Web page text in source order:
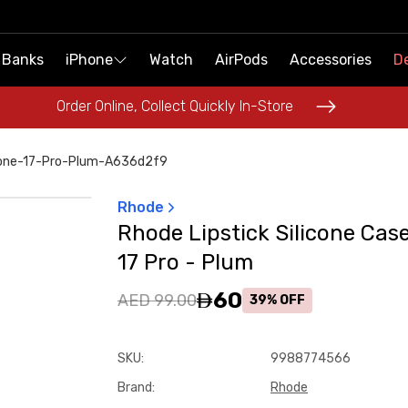
iPhone Watch AirPods Accessories
Order Online, Collect Quickly In-Store
iPhone Watch AirPods Accessories
Order Online, Collect Quickly In-Store
17-Pro-Plum-A636d2f9
Rhode
Rhode Lipstick Silicone
17 Pro - Plum
AED 99.00 60 39% OFF
SKU:
9988774566
Brand: Rhode